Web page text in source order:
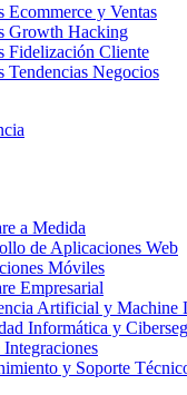
Ecommerce y Ventas
Growth Hacking
Fidelización Cliente
Tendencias Negocios
a Medida
de Aplicaciones Web
Móviles
Empresarial
Artificial y Machine
Informática y
y Soporte